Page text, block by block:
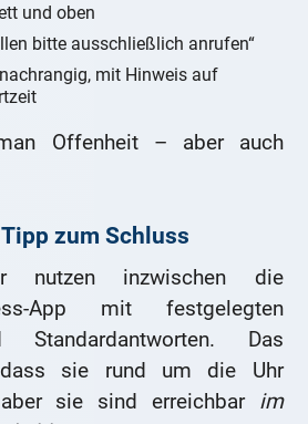
und oben
bitte ausschließlich anrufen“
mit Hinweis auf
Offenheit – aber auch
zum Schluss
nutzen inzwischen die
App mit festgelegten
Standardantworten. Das
sie rund um die Uhr
sie sind erreichbar im